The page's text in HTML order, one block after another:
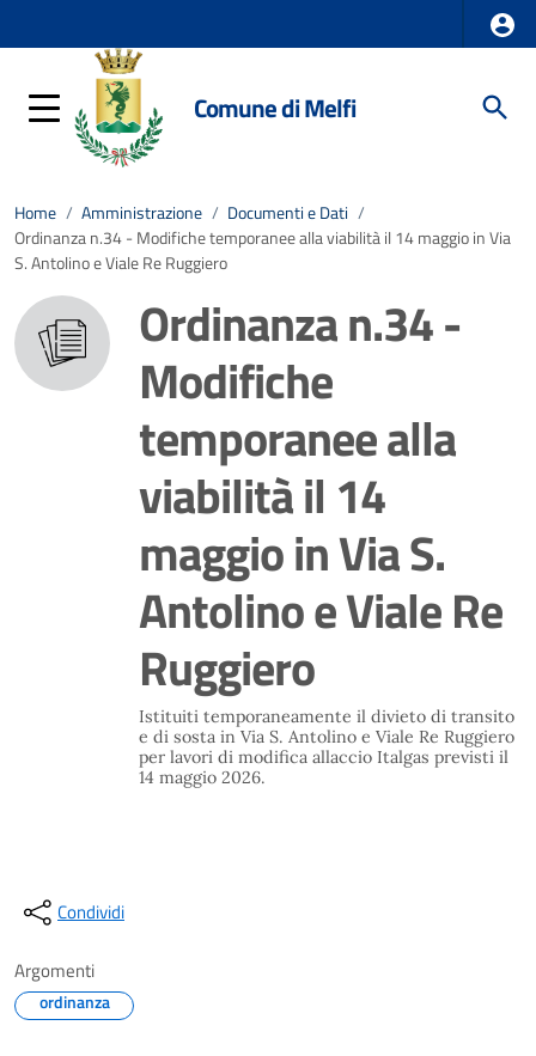
Comune di Melfi
Home / Amministrazione / Documenti e Dati /
Ordinanza n.34 - Modifiche temporanee alla viabilità il 14 maggio in Via
S. Antolino e Viale Re Ruggiero
Ordinanza n.34 -
Modifiche
temporanee alla
viabilità il 14
maggio in Via S.
Antolino e Viale Re
Ruggiero
Istituiti temporaneamente il divieto di transito
e di sosta in Via S. Antolino e Viale Re Ruggiero
per lavori di modifica allaccio Italgas previsti il
14 maggio 2026.
Condividi
Argomenti
ordinanza